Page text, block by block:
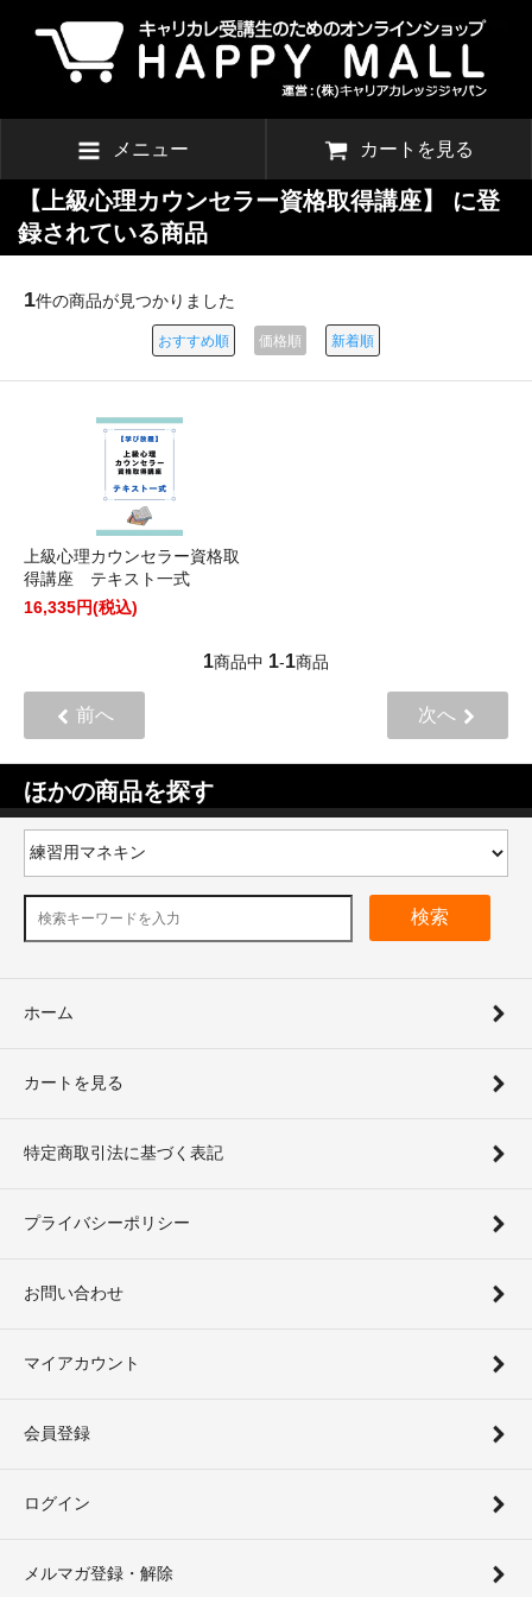
メニュー カートを見る
【上級心理カウンセラー資格取得講座】 に登
録されている商品
1件の商品が見つかりました
おすすめ順 価格順 新着順
上級心理カウンセラー資格取
得講座 テキスト一式
16,335円(税込)
1商品中 1-1商品
前へ 次へ
ほかの商品を探す
検索
ホーム
カートを見る
特定商取引法に基づく表記
プライバシーポリシー
お問い合わせ
マイアカウント
会員登録
ログイン
メルマガ登録・解除